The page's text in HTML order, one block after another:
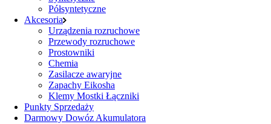
Półsyntetyczne
Akcesoria
Urządzenia rozruchowe
Przewody rozruchowe
Prostowniki
Chemia
Zasilacze awaryjne
Zapachy Eikosha
Klemy Mostki Łączniki
Punkty Sprzedaży
Darmowy Dowóz Akumulatora